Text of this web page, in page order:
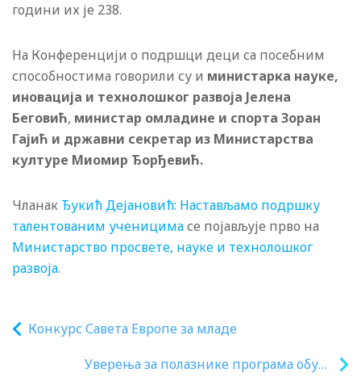
години их је 238.
На Конференцији о подршци деци са посебним
способностима говорили су и министарка науке,
иновација и технолошког развоја Јелена
Беговић, министар омладине и спорта Зоран
Гајић и државни секретар из Министарства
културе Миомир Ђорђевић.
Чланак Ђукић Дејановић: Настављамо подршку
талентованим ученицимасе појављује прво на
Министарство просвете, науке и технолошког
развоја.
Конкурс Савета Европе за младе
Уверења за полазнике програма обуке